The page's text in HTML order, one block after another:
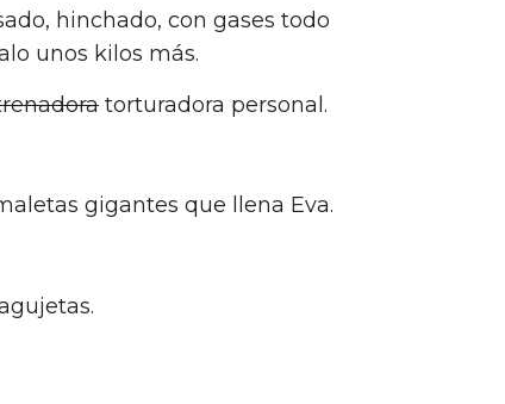
hinchado, con gases todo
unos kilos más.
torturadora personal.
gigantes que llena Eva.